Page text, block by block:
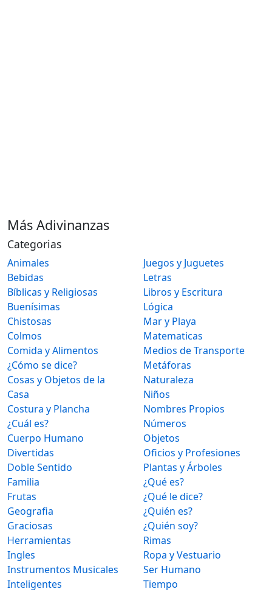
Más Adivinanzas
Categorias
Animales
Bebidas
Bíblicas y Religiosas
Buenísimas
Chistosas
Colmos
Comida y Alimentos
¿Cómo se dice?
Cosas y Objetos de la
Casa
Costura y Plancha
¿Cuál es?
Cuerpo Humano
Divertidas
Doble Sentido
Familia
Frutas
Geografia
Graciosas
Herramientas
Ingles
Instrumentos Musicales
Inteligentes
Juegos y Juguetes
Letras
Libros y Escritura
Lógica
Mar y Playa
Matematicas
Medios de Transporte
Metáforas
Naturaleza
Niños
Nombres Propios
Números
Objetos
Oficios y Profesiones
Plantas y Árboles
¿Qué es?
¿Qué le dice?
¿Quién es?
¿Quién soy?
Rimas
Ropa y Vestuario
Ser Humano
Tiempo